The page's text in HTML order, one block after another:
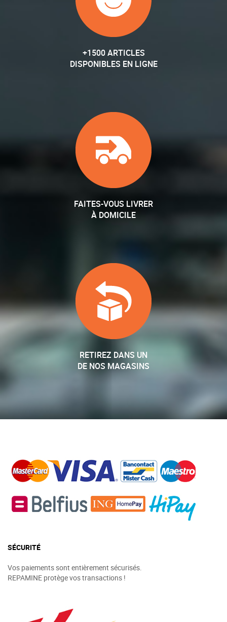
+1500 ARTICLES
DISPONIBLES EN LIGNE
FAITES-VOUS LIVRER
À DOMICILE
RETIREZ DANS UN
DE NOS MAGASINS
SÉCURITÉ
Vos paiements sont entièrement sécurisés.
REPAMINE protège vos transactions !